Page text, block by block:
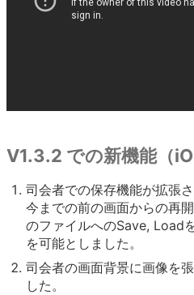
V1.3.2 での新機能（
司会者での保存機能が拡張さ
今までの前の画面からの再
のファイルへのSave, Load
を可能としました。
司会者の画面背景に画像を
した。